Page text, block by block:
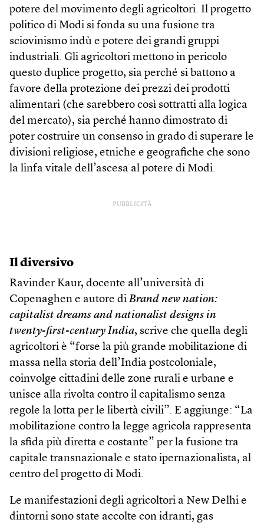
potere del movimento degli agricoltori. Il progetto
politico di Modi si fonda su una fusione tra
sciovinismo indù e potere dei grandi gruppi
industriali. Gli agricoltori mettono in pericolo
questo duplice progetto, sia perché si battono a
favore della protezione dei prezzi dei prodotti
alimentari (che sarebbero così sottratti alla logica
del mercato), sia perché hanno dimostrato di
poter costruire un consenso in grado di superare le
divisioni religiose, etniche e geografiche che sono
la linfa vitale dell’ascesa al potere di Modi.
PUBBLICITÀ
Il diversivo
Ravinder Kaur, docente all’università di
Copenaghen e autore di Brand new nation:
capitalist dreams and nationalist designs in
twenty-first-century India, scrive che quella degli
agricoltori è “forse la più grande mobilitazione di
massa nella storia dell’India postcoloniale,
coinvolge cittadini delle zone rurali e urbane e
unisce alla rivolta contro il capitalismo senza
regole la lotta per le libertà civili”. E aggiunge: “La
mobilitazione contro la legge agricola rappresenta
la sfida più diretta e costante” per la fusione tra
capitale transnazionale e stato ipernazionalista, al
centro del progetto di Modi.
Le manifestazioni degli agricoltori a New Delhi e
dintorni sono state accolte con idranti, gas